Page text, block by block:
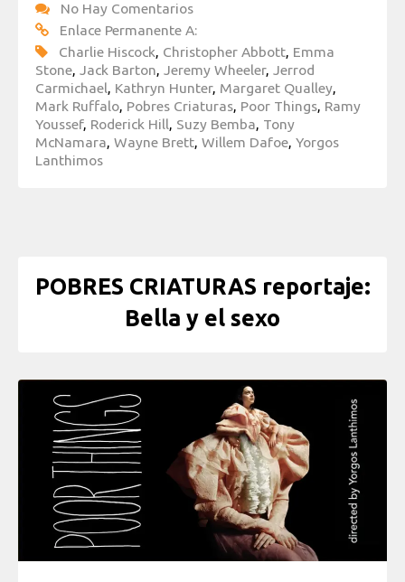
No Hay Comentarios
Enlace Permanente A:
Charlie Hiscock, Christopher Abbott, Emma
Stone, Jack Barton, Jeremy Wheeler, Jerrod
Carmichael, Kathryn Hunter, Margaret Qualley,
Mark Ruffalo, Pobres Criaturas, Poor Things, Ramy
Youssef, Roderick Hill, Suzy Bemba, Tony
McNamara, Wayne Brett, Willem Dafoe, Yorgos
Lanthimos
POBRES CRIATURAS reportaje:
Bella y el sexo